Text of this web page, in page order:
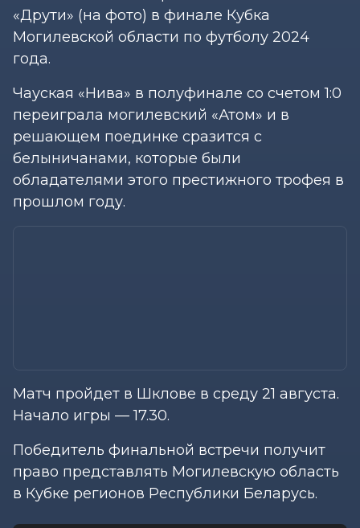
«Друти» (на фото) в финале Кубка
Могилевской области по футболу 2024
года.
Чауская «Нива» в полуфинале со счетом 1:0
переиграла могилевский «Атом» и в
решающем поединке сразится с
белыничанами, которые были
обладателями этого престижного трофея в
прошлом году.
Матч пройдет в Шклове в среду 21 августа.
Начало игры — 17.30.
Победитель финальной встречи получит
право представлять Могилевскую область
в Кубке регионов Республики Беларусь.